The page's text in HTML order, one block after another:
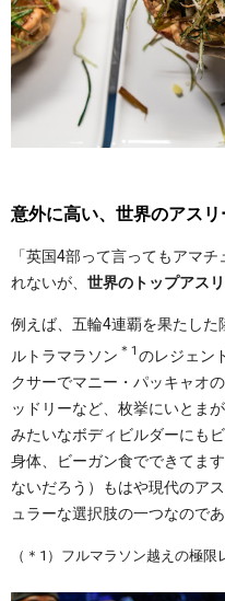
意外に高い、世界のアスリ
「英国4部って言ってもアマ
れないが、 世界のトップアス
例えば、五輪4連覇を果たした
ルトラマラソン ＊1 のレジェン
クサーでマニー・パッキャオ
ッドリーなど、枚挙にいとま
みたいなボディビルダーにも
身体、ビーガン食でできてま
ないだろう）もはや現代のア
ュラーな選択肢の一つなのであ
（＊1）フルマラソン越えの極